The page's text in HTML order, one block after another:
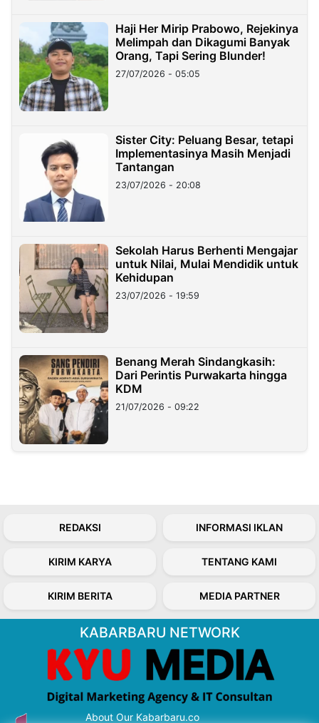
Haji Her Mirip Prabowo, Rejekinya
Melimpah dan Dikagumi Banyak
Orang, Tapi Sering Blunder!
27/07/2026 - 05:05
Sister City: Peluang Besar, tetapi
Implementasinya Masih Menjadi
Tantangan
23/07/2026 - 20:08
Sekolah Harus Berhenti Mengajar
untuk Nilai, Mulai Mendidik untuk
Kehidupan
23/07/2026 - 19:59
Benang Merah Sindangkasih:
Dari Perintis Purwakarta hingga
KDM
21/07/2026 - 09:22
REDAKSI INFORMASI IKLAN
KIRIM KARYA TENTANG KAMI
KIRIM BERITA MEDIA PARTNER
KABARBARU NETWORK
About Our Kabarbaru.co